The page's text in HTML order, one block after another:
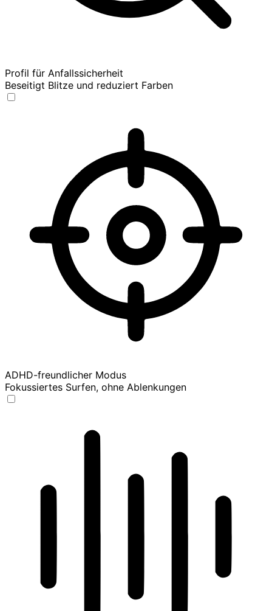
Profil für Anfallssicherheit
Beseitigt Blitze und reduziert Farben
ADHD-freundlicher Modus
Fokussiertes Surfen, ohne Ablenkungen